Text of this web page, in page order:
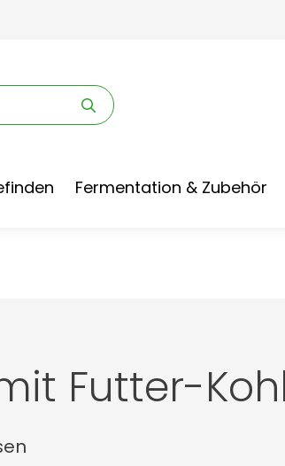
Fermentation & Zubehör
Futter-